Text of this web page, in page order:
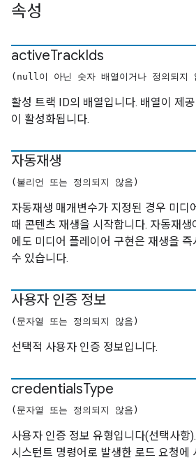
속성
activeTrackIds
(null이 아닌 숫자 배열이거나 정의되지
활성 트랙 ID의 배열입니다. 배열이 제
이 활성화됩니다.
자동재생
(불리언 또는 정의되지 않음)
자동재생 매개변수가 지정된 경우 미디
때 콘텐츠 재생을 시작합니다. 자동재
에도 미디어 플레이어 구현은 재생을
수 있습니다.
사용자 인증 정보
(문자열 또는 정의되지 않음)
선택적 사용자 인증 정보입니다.
credentialsType
(문자열 또는 정의되지 않음)
사용자 인증 정보 유형입니다(선택사항
시스턴트 명령어로 발생한 로드 요청에